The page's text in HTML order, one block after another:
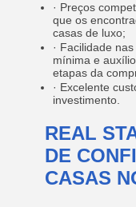
· Preços
que os
casas de luxo;
· Facilidade
mínima e
etapas da
· Excelente
investimento.
REAL
DE
CASAS